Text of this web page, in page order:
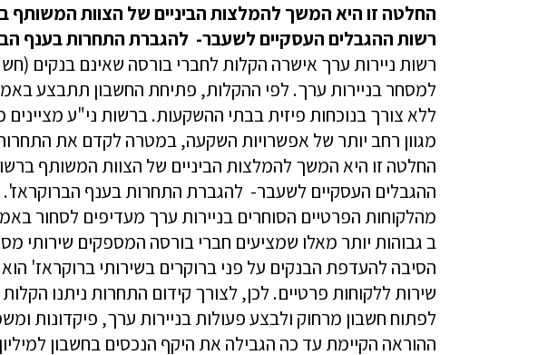
החלטה זו היא המשך להמלצות הביניים של הצוות המשותף
רשות ההגבלים העסקיים לשעבר- להגברת התחרות בענף
רשות ניירות ערך אישרה הקלות לחברי בורסה שאינם בנקים
למסחר בניירות ערך. לפי ההקלות, פתיחת החשבון תתבצע
ללא צורך בנוכחות פיזית בבתי ההשקעות. ברשות ני"ע
מגוון רחב יותר של אפשרויות השקעה, במטרה לקדם את
החלטה זו היא המשך להמלצות הביניים של הצוות המשותף
ההגבלים העסקיים לשעבר- להגברת התחרות בענף
מהלקוחות הפרטיים הסוחרים בניירות ערך מעדיפים לסחור
ב גבוהות יותר מאלו שמציעים חברי בורסה המספקים שירותי
הסיבה להעדפת הבנקים על פני ברוקרים בשירותי ברוקראז'
שירות ללקוחות פרטיים. לכן, לצורך קידום התחרות ניתנו
לפתוח חשבון מרחוק ולבצע פעולות בניירות ערך, פיקדונות
ההוראה הקיימת עד כה הגבילה את היקף הנכסים בחשבון